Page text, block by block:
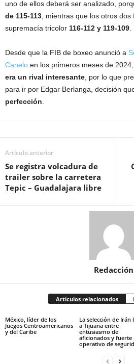
uno de ellos deberá ser analizado,
de 115-113 , mientras que los otros
supremacía tricolor 116-112 y 119-109
Desde que la FIB de boxeo anunció a
Canelo en los primeros meses de
era un rival interesante , por lo que
para ir por Edgar Berlanga, decisión
perfección
Artículo anterior
Se registra volcadura de
trailer sobre la carretera
Tepic – Guadalajara libre
Redacción
Artículos relacionados
México, líder de los
Juegos Centroamericanos
y del Caribe
La selección de Irán
a Tijuana entre
entusiasmo de
aficionados y fuerte
operativo de